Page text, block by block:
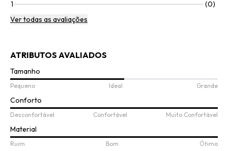
1
(0)
Ver todas as avaliações
ATRIBUTOS AVALIADOS
Tamanho
Pequeno Ideal Grande
Conforto
Desconfortável Confortável Muito Confortável
Material
Ruim Bom Ótimo